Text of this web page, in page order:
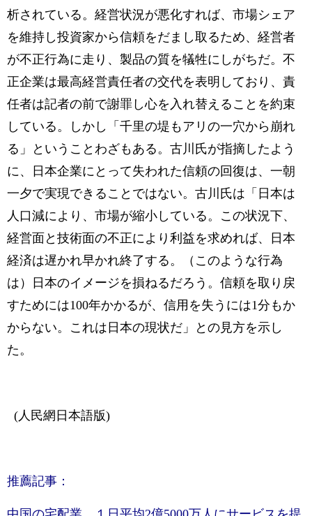
析されている。経営状況が悪化すれば、市場シェア
を維持し投資家から信頼をだまし取るため、経営者
が不正行為に走り、製品の質を犠牲にしがちだ。不
正企業は最高経営責任者の交代を表明しており、責
任者は記者の前で謝罪し心を入れ替えることを約束
している。しかし「千里の堤もアリの一穴から崩れ
る」ということわざもある。古川氏が指摘したよう
に、日本企業にとって失われた信頼の回復は、一朝
一夕で実現できることではない。古川氏は「日本は
人口減により、市場が縮小している。この状況下、
経営面と技術面の不正により利益を求めれば、日本
経済は遅かれ早かれ終了する。（このような行為
は）日本のイメージを損ねるだろう。信頼を取り戻
すためには100年かかるが、信用を失うには1分もか
からない。これは日本の現状だ」との見方を示し
た。
(人民網日本語版)
推薦記事：